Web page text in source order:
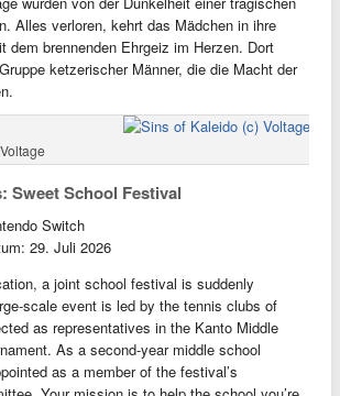
Alles verloren, kehrt das Mädchen in ihre
dem brennenden Ehrgeiz im Herzen. Dort
ketzerischer Männer, die die Macht der
Sweet School Festival
Switch
29. Juli 2026
a joint school festival is suddenly
scale event is led by the tennis clubs of
as representatives in the Kanto Middle
As a second-year middle school
as a member of the festival’s